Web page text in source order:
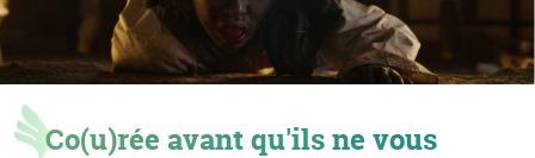
Co(u)rée avant qu'ils ne vous